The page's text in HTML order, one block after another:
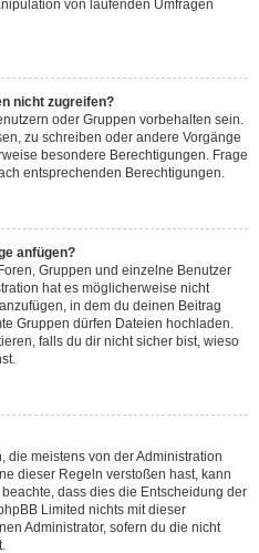
von laufenden Umfragen
nicht zugreifen?
oder Gruppen vorbehalten sein.
zu schreiben oder andere Vorgänge
besondere Berechtigungen. Frage
entsprechenden Berechtigungen.
anfügen?
Gruppen und einzelne Benutzer
hat es möglicherweise nicht
in dem du deinen Beitrag
Gruppen dürfen Dateien hochladen.
falls du dir nicht sicher bist, wieso
die meistens von der Administration
dieser Regeln verstoßen hast, kann
dass dies die Entscheidung der
Limited nichts mit dieser
Administrator, sofern du die nicht